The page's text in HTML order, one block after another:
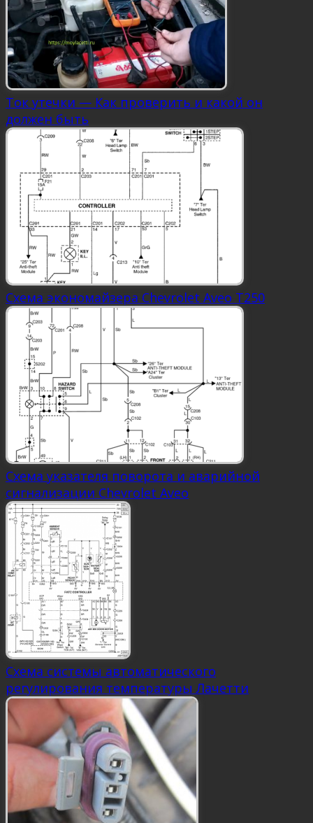
Ток утечки — Как проверить и какой он
должен быть
Схема экономайзера Chevrolet Aveo Т250
Схема указателя поворота и аварийной
сигнализации Chevrolet Aveo
Схема системы автоматического
регулирования температуры Лачетти